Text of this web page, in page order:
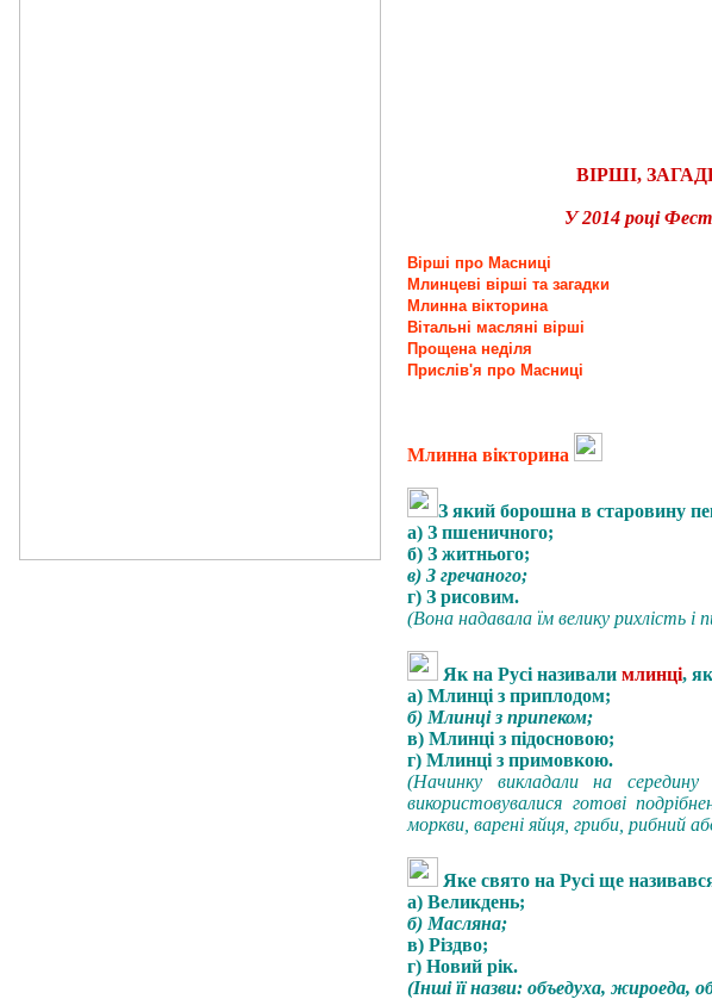
ВІРШІ,
У 2014 році
Вірші про Масниці
Млинцеві вірші та загадки
Млинна вікторина
Вітальні масляні вірші
Прощена неділя
Прислів'я про Масниці
Млинна вікторина
З який борошна в старовину
а) З пшеничного;
б) З житнього;
в) З гречаного;
г) З рисовим.
(Вона надавала їм велику рихлість
Як на Русі називали млинці,
а) Млинці з приплодом;
б) Млинці з припеком;
в) Млинці з підосновою;
г) Млинці з примовкою.
(Начинку викладали на
використовувалися готові
моркви, варені яйця, гриби, рибний
Яке свято на Русі ще
а) Великдень;
б) Масляна;
в) Різдво;
г) Новий рік.
(Інші її назви: объедуха, жироеда,